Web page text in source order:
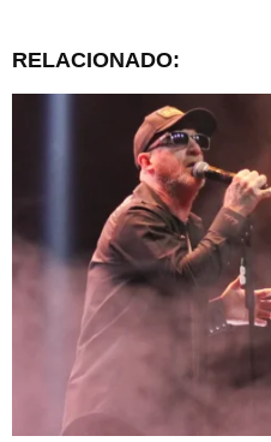
RELACIONADO: